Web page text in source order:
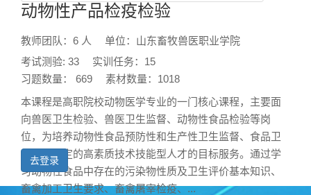
动物性产品检疫检验
教师团队：6 人
单位：山东畜牧兽医职业学院
考试测验: 33
实训任务：15
习题数量： 669
素材数量：1018
本课程是高职院校动物医学专业的一门核心课程，主要面
向兽医卫生检验、兽医卫生监督、动物性食品检验等岗
位，为培养动物性食品预防性和生产性卫生监督、食品卫
生质量鉴定的高素质技术技能型人才的目标服务。通过学
习动物性食品中存在的污染物性质及卫生评价基本知识、
畜禽加工卫生要求、畜禽屠宰检疫、...
去登录